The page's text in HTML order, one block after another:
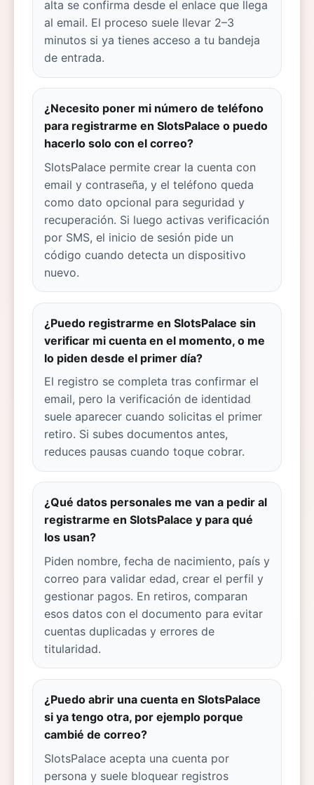
alta se confirma desde el enlace que llega
al email. El proceso suele llevar 2–3
minutos si ya tienes acceso a tu bandeja
de entrada.
¿Necesito poner mi número de teléfono
para registrarme en SlotsPalace o puedo
hacerlo solo con el correo?
SlotsPalace permite crear la cuenta con
email y contraseña, y el teléfono queda
como dato opcional para seguridad y
recuperación. Si luego activas verificación
por SMS, el inicio de sesión pide un
código cuando detecta un dispositivo
nuevo.
¿Puedo registrarme en SlotsPalace sin
verificar mi cuenta en el momento, o me
lo piden desde el primer día?
El registro se completa tras confirmar el
email, pero la verificación de identidad
suele aparecer cuando solicitas el primer
retiro. Si subes documentos antes,
reduces pausas cuando toque cobrar.
¿Qué datos personales me van a pedir al
registrarme en SlotsPalace y para qué
los usan?
Piden nombre, fecha de nacimiento, país y
correo para validar edad, crear el perfil y
gestionar pagos. En retiros, comparan
esos datos con el documento para evitar
cuentas duplicadas y errores de
titularidad.
¿Puedo abrir una cuenta en SlotsPalace
si ya tengo otra, por ejemplo porque
cambié de correo?
SlotsPalace acepta una cuenta por
persona y suele bloquear registros